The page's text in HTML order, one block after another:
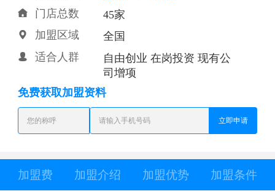
 门店总数 45家
 加盟区域 全国
 适合人群
自由创业 在岗投资 现有公
司增项
免费获取加盟资料
立即申请
加盟费 加盟介绍 加盟优势 加盟条件